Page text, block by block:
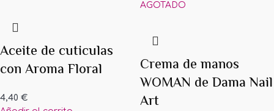
Aceite de cuticulas
con Aroma Floral
4,40 €
AGOTADO
Crema de manos
WOMAN de Dama Nail
Art